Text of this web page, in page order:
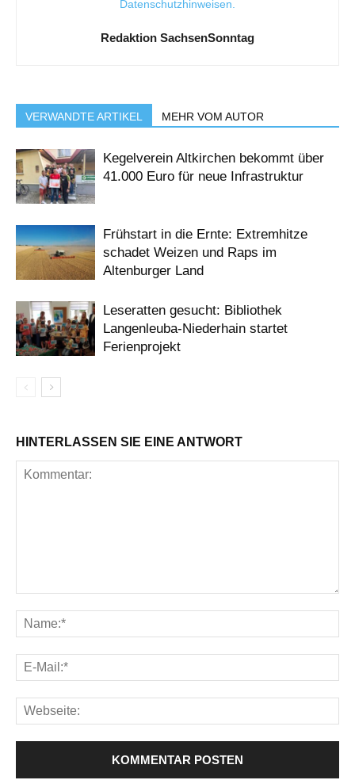
Datenschutzhinweisen
Redaktion SachsenSonntag
VERWANDTE ARTIKEL MEHR VOM AUTOR
Kegelverein Altkirchen bekommt über
41.000 Euro für neue Infrastruktur
Frühstart in die Ernte: Extremhitze
schadet Weizen und Raps im
Altenburger Land
Leseratten gesucht: Bibliothek
Langenleuba-Niederhain startet
Ferienprojekt
HINTERLASSEN SIE EINE ANTWORT